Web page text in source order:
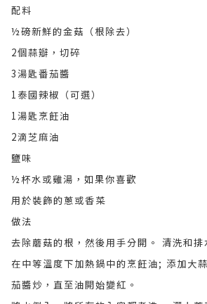
配料
½磅新鮮的金菇（根除去）
2個蒜瓣，切碎
3湯匙番茄醬
1泰國辣椒（可選）
1湯匙烹飪油
2滴芝麻油
鹽味
½杯水或雞湯，如果你喜歡
用於裝飾的蔥或香菜
做法
去除蘑菇的根，然後用手分開。 清洗和排
在中等溫度下加熱鍋中的烹飪油; 添加大
茄醬炒，直至油開始變紅。